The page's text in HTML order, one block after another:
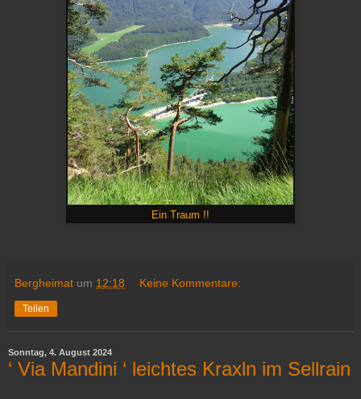
Ein Traum !!
Bergheimat um 12:18 Keine Kommentare:
Teilen
Sonntag, 4. August 2024
‘ Via Mandini ‘ leichtes Kraxln im Sellrain